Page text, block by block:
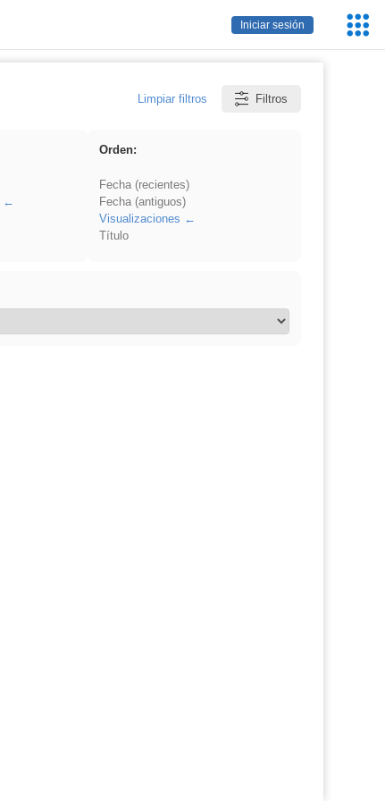
Iniciar sesión
Limpiar filtros Filtros
Orden:
Fecha (recientes)
Fecha (antiguos)
Visualizaciones
Título